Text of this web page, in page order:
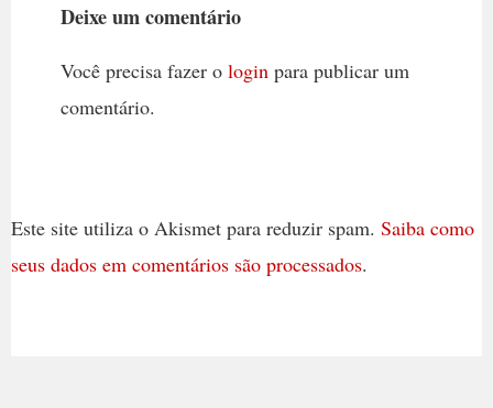
Deixe um comentário
Você precisa fazer o loginpara publicar um
comentário.
Este site utiliza o Akismet para reduzir spam. Saiba como
seus dados em comentários são processados.